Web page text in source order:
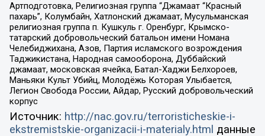
Артподготовка, Религиозная группа “Джамаат “Красный
пахарь”, Колумбайн, Хатлонский джамаат, Мусульманская
религиозная группа п. Кушкуль г. Оренбург, Крымско-
татарский добровольческий батальон имени Номана
Челебиджихана, Азов, Партия исламского возрождения
Таджикистана, Народная самооборона, Дуббайский
джамаат, московская ячейка, Батал-Хаджи Белхороев,
Маньяки Культ Убийц, Молодёжь Которая Улыбается,
Легион Свобода России, Айдар, Русский добровольческий
корпус
Источник: http://nac.gov.ru/terroristicheskie-i-
ekstremistskie-organizacii-i-materialy.html данные